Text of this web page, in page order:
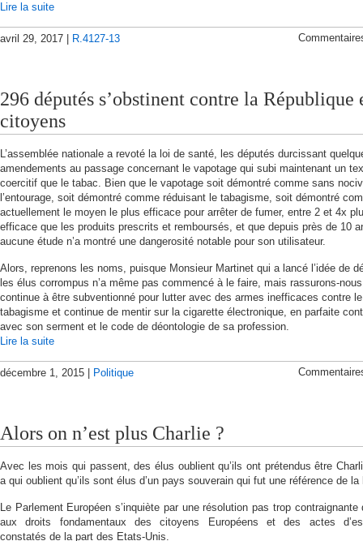
Lire la suite
avril 29, 2017 | R.4127-13
296 députés s’obstinent contre la République
citoyens
L’assemblée nationale a revoté la loi de santé, les députés durcissant
amendements au passage concernant le vapotage qui subi maintenant un
coercitif que le tabac. Bien que le vapotage soit démontré comme sans
l’entourage, soit démontré comme réduisant le tabagisme, soit démontré
actuellement le moyen le plus efficace pour arrêter de fumer, entre 2 et 4x
efficace que les produits prescrits et remboursés, et que depuis près de 10
aucune étude n’a montré une dangerosité notable pour son utilisateur.
Alors, reprenons les noms, puisque Monsieur Martinet qui a lancé l’idée de
les élus corrompus n’a même pas commencé à le faire, mais rassurons-
continue à être subventionné pour lutter avec des armes inefficaces contre le
tabagisme et continue de mentir sur la cigarette électronique, en parfaite
avec son serment et le code de déontologie de sa profession.
Lire la suite
décembre 1, 2015 | Politique
Alors on n’est plus Charlie ?
Avec les mois qui passent, des élus oublient qu’ils ont prétendus être
a qui oublient qu’ils sont élus d’un pays souverain qui fut une référence de la
Le Parlement Européen s’inquiète par une résolution pas trop contraignante
aux droits fondamentaux des citoyens Européens et des actes
constatés de la part des Etats-Unis.